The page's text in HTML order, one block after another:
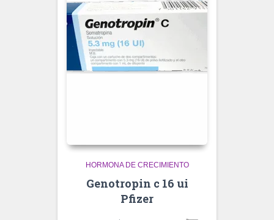
HORMONA DE CRECIMIENTO
Genotropin c 16 ui
Pfizer